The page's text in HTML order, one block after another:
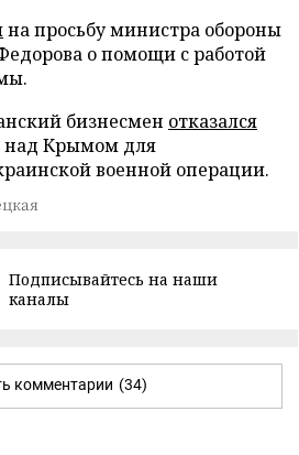
на просьбу министра обороны
о помощи с работой
бизнесмен отказался
над Крымом для
военной операции.
Подписывайтесь на наши
каналы
комментарии (34)